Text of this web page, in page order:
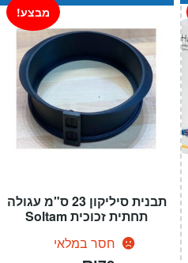
תבנית סיליקון 23 ס"מ עגולה
תחתית זכוכית Soltam
חסר במלאי
מבצע!
המחיר